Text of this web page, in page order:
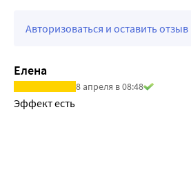
Авторизоваться и оставить отзыв
Елена
8 апреля в 08:48
Эффект есть